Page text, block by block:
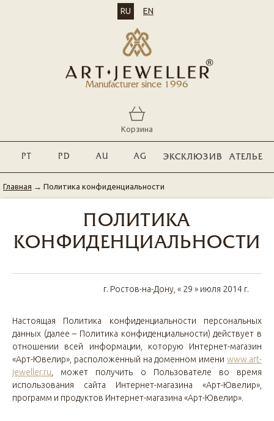
Manufacturer since 1996
RU EN
Корзина
PT PD AU AG ЭКСКЛЮЗИВ АТЕЛЬЕ
Главная → Политика конфиденциальности
ПОЛИТИКА
КОНФИДЕНЦИАЛЬНОСТИ
г. Ростов-на-Дону, « 29 » июля 2014 г.
Настоящая Политика конфиденциальности персональных
данных (далее – Политика конфиденциальности) действует в
отношении всей информации, которую Интернет-магазин
«Арт-Ювелир», расположенный на доменном имени www.art-
jeweller.ru, может получить о Пользователе во время
использования сайта Интернет-магазина «Арт-Ювелир»,
программ и продуктов Интернет-магазина «Арт-Ювелир».